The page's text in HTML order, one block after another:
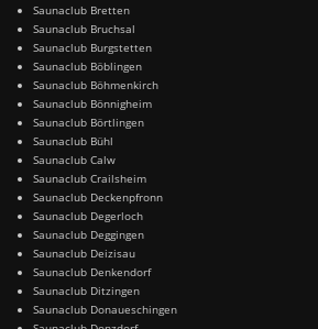
Saunaclub Bretten
Saunaclub Bruchsal
Saunaclub Burgstetten
Saunaclub Böblingen
Saunaclub Böhmenkirch
Saunaclub Bönnigheim
Saunaclub Börtlingen
Saunaclub Bühl
Saunaclub Calw
Saunaclub Crailsheim
Saunaclub Deckenpfronn
Saunaclub Degerloch
Saunaclub Deggingen
Saunaclub Deizisau
Saunaclub Denkendorf
Saunaclub Ditzingen
Saunaclub Donaueschingen